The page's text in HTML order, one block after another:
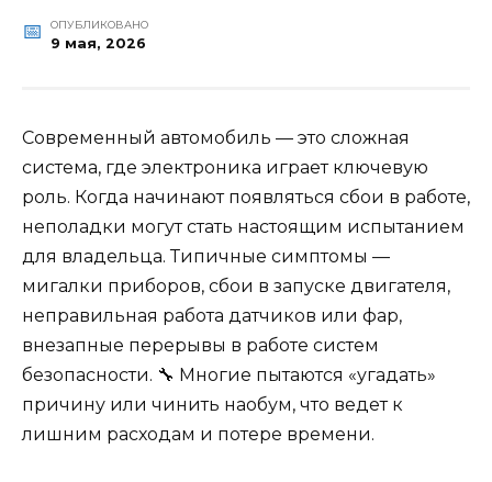
ОПУБЛИКОВАНО
9 мая, 2026
Современный автомобиль — это сложная
система, где электроника играет ключевую
роль. Когда начинают появляться сбои в работе,
неполадки могут стать настоящим испытанием
для владельца. Типичные симптомы —
мигалки приборов, сбои в запуске двигателя,
неправильная работа датчиков или фар,
внезапные перерывы в работе систем
безопасности. 🔧 Многие пытаются «угадать»
причину или чинить наобум, что ведет к
лишним расходам и потере времени.